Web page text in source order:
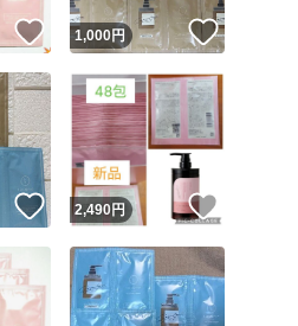
いいね！
1,000円 いいね！
いいね！
2,490円